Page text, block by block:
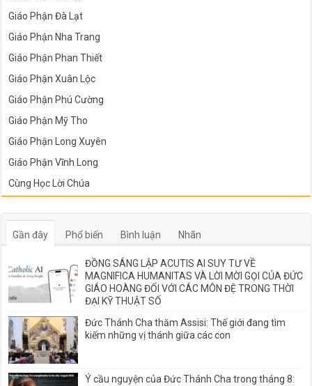
Giáo Phận Đà Lạt
Giáo Phận Nha Trang
Giáo Phận Phan Thiết
Giáo Phận Xuân Lộc
Giáo Phận Phú Cường
Giáo Phận Mỹ Tho
Giáo Phận Long Xuyên
Giáo Phận Vĩnh Long
Cùng Học Lời Chúa
Gần đây Phổ biến Bình luận Nhãn
ĐỒNG SÁNG LẬP ACUTIS AI SUY TƯ VỀ
MAGNIFICA HUMANITAS VÀ LỜI MỜI GỌI CỦA ĐỨC
GIÁO HOÀNG ĐỐI VỚI CÁC MÔN ĐỆ TRONG THỜI
ĐẠI KỸ THUẬT SỐ
Đức Thánh Cha thăm Assisi: Thế giới đang tìm
kiếm những vị thánh giữa các con
Ý cầu nguyện của Đức Thánh Cha trong tháng 8: